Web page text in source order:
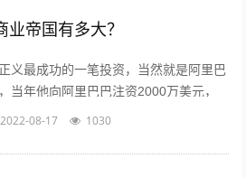
帝国有多大？
义最成功的一笔投资，当然就是阿里巴
当年他向阿里巴巴注资2000万美元，
换来了240亿美金的回报，成为一段佳
2022-08-17 1030